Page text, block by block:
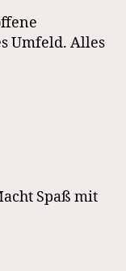
Umfeld. Alles
Spaß mit